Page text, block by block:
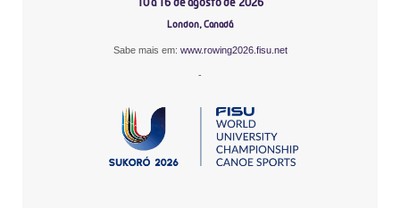
London, Canadá
Sabe mais em: www.rowing2026.fisu.net
-